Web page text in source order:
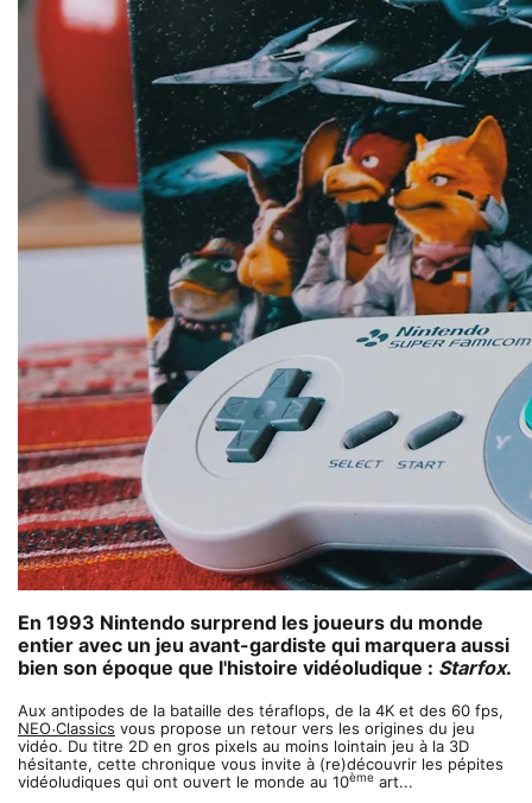
En 1993 Nintendo surprend les joueurs du monde
entier avec un jeu avant-gardiste qui marquera aussi
bien son époque que l'histoire vidéoludique : Starfox.
Aux antipodes de la bataille des téraflops, de la 4K et des 60 fps,
NEO·Classics vous propose un retour vers les origines du jeu
vidéo. Du titre 2D en gros pixels au moins lointain jeu à la 3D
hésitante, cette chronique vous invite à (re)découvrir les pépites
vidéoludiques qui ont ouvert le monde au 10ème art...